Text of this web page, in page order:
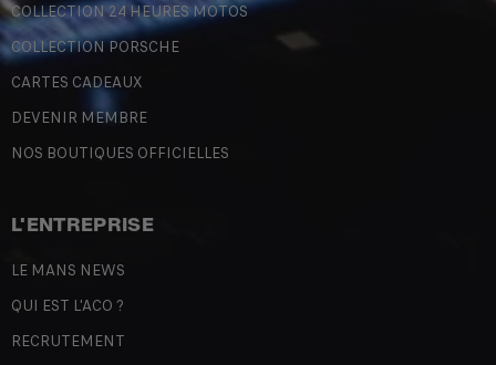
COLLECTION 24 HEURES MOTOS
COLLECTION PORSCHE
CARTES CADEAUX
DEVENIR MEMBRE
NOS BOUTIQUES OFFICIELLES
L'ENTREPRISE
LE MANS NEWS
QUI EST L'ACO ?
RECRUTEMENT